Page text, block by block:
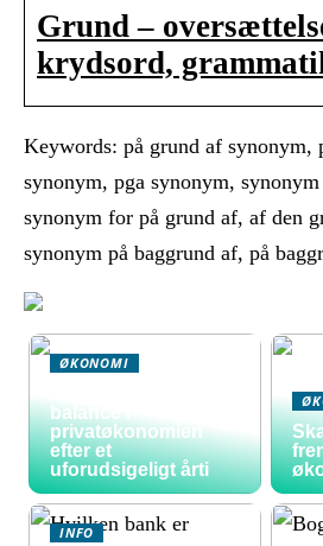
Grund –
krydsord,
Keywords: på grund af synonym,
synonym, pga synonym,
synonym for på grund af, af den
synonym på baggrund af, på
ØKONOMI
balance i
privatøkonomien
efter et
uforudsigeligt årti
INFO